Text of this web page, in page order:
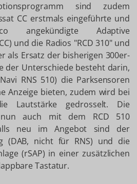
sind zudem
CC erstmals eingeführte und
angekündigte Adaptive
und die Radios "RCD 310" und
als Ersatz der bisherigen 300er-
der Unterschiede besteht darin,
RNS 510) die Parksensoren
Anzeige bieten, zudem wird bei
Lautstärke gedrosselt. Die
nun auch mit dem RCD 510
neu im Angebot sind der
(DAB, nicht für RNS) und die
(rSAP) in einer zusätzlichen
Tastatur.